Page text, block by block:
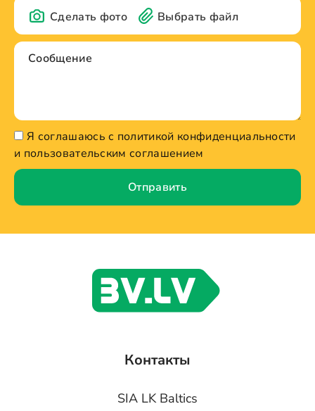
Сделать фото Выбрать файл
Я соглашаюсь с политикой конфиденциальности
и пользовательским соглашением
Отправить
Контакты
SIA LK Baltics